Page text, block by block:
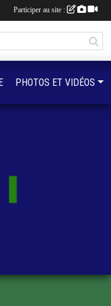
PHOTOS ET VIDÉOS
Participer au site :